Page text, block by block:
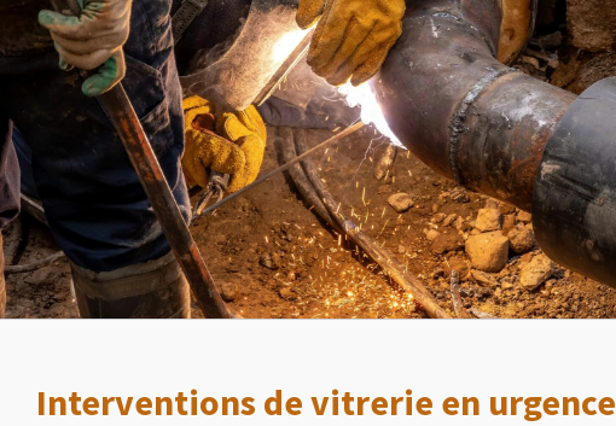
Interventions de vitrerie en urgence